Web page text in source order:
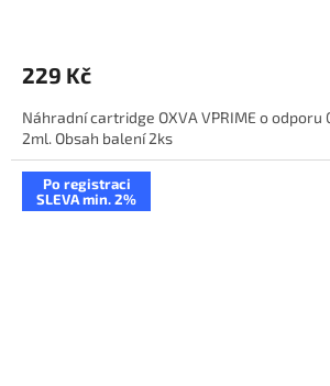
229 Kč
Náhradní cartridge OXVA VPRIME o odporu
2ml. Obsah balení 2ks
Po registraci
SLEVA min. 2%